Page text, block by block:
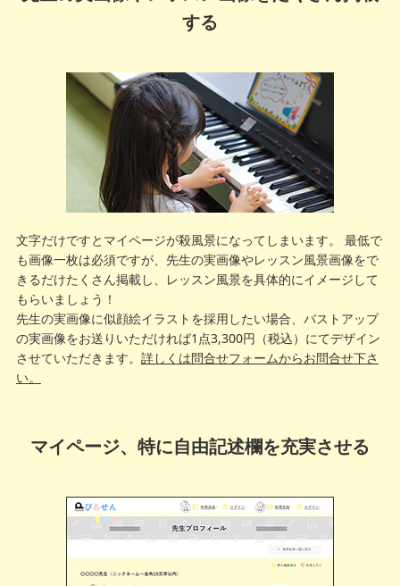
する
文字だけですとマイページが殺風景になってしまいます。 最低で
も画像一枚は必須ですが、先生の実画像やレッスン風景画像をで
きるだけたくさん掲載し、レッスン風景を具体的にイメージして
もらいましょう！
先生の実画像に似顔絵イラストを採用したい場合、バストアップ
の実画像をお送りいただければ1点3,300円（税込）にてデザイン
させていただきます。 詳しくは問合せフォームからお問合せ下さ
い。
マイページ、特に自由記述欄を充実させる